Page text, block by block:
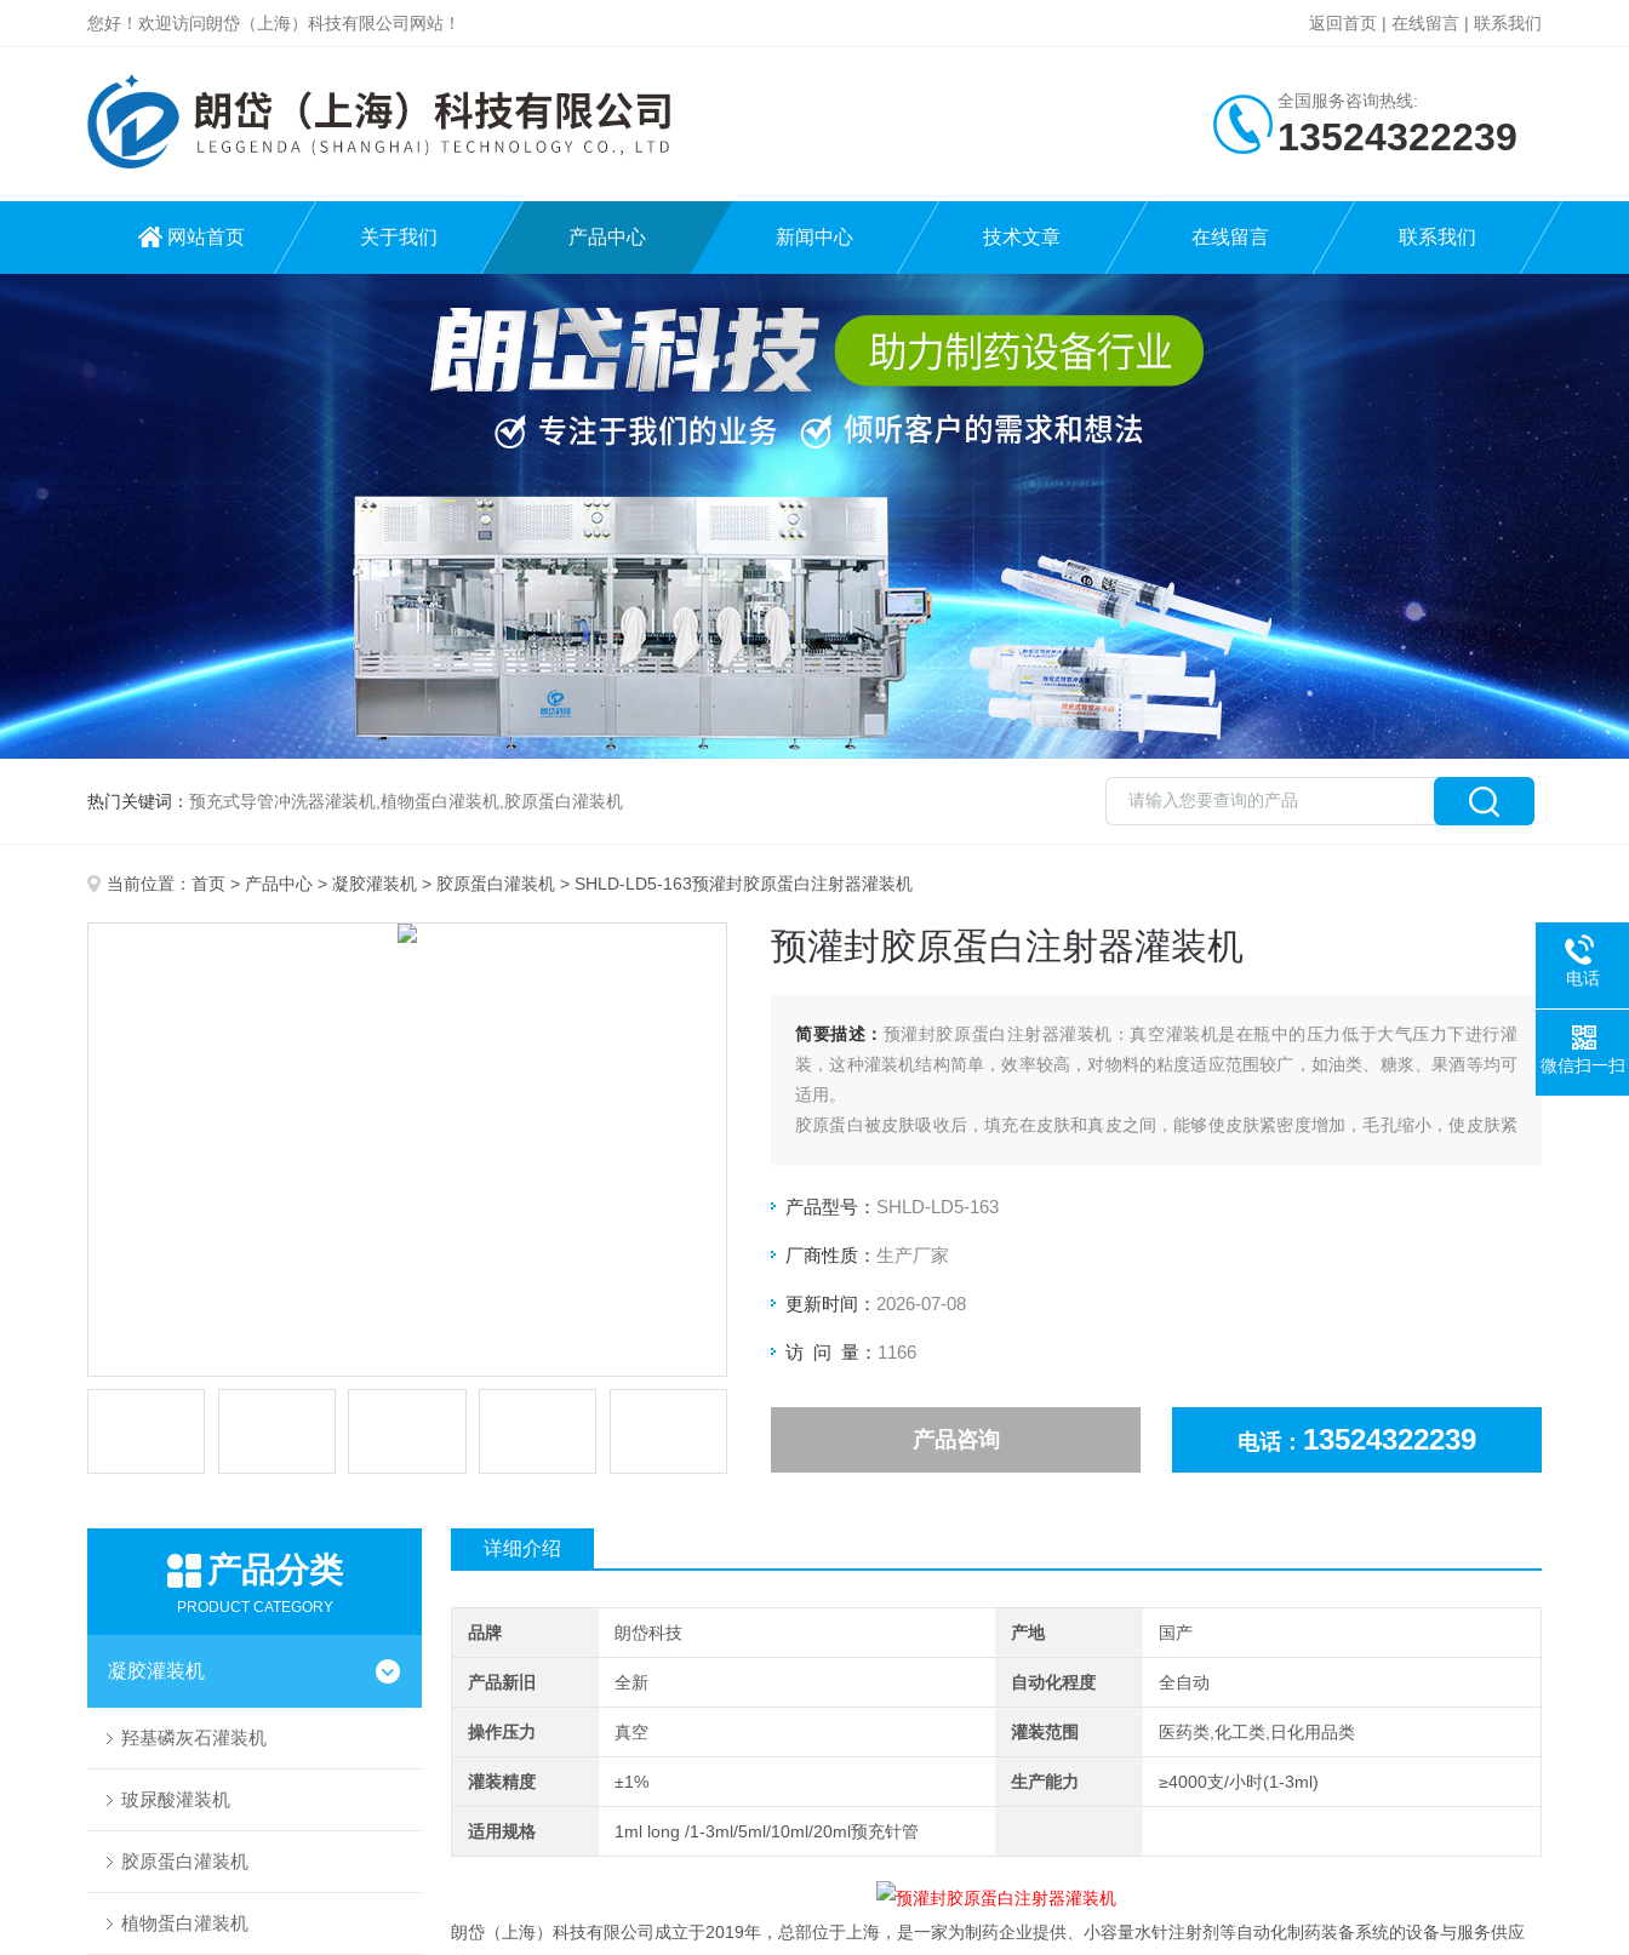
您好！欢迎访问朗岱（上海）科技有限公司网站！ 返回首页 | 在线留言 | 联系我们
全国服务咨询热线:
13524322239
网站首页 关于我们 产品中心 新闻中心 技术文章 在线留言 联系我们
热门关键词： 预充式导管冲洗器灌装机,植物蛋白灌装机,胶原蛋白灌装机
当前位置： 首页 > 产品中心 > 凝胶灌装机 > 胶原蛋白灌装机 > SHLD-LD5-163预灌封胶原蛋白注射器灌装机
预灌封胶原蛋白注射器灌装机
简要描述： 预灌封胶原蛋白注射器灌装机：真空灌装机是在瓶中的压力低于大气压力下进行灌
装，这种灌装机结构简单，效率较高，对物料的粘度适应范围较广，如油类、糖浆、果酒等均可
适用。
胶原蛋白被皮肤吸收后，填充在皮肤和真皮之间，能够使皮肤紧密度增加，毛孔缩小，使皮肤紧
产品型号： SHLD-LD5-163
厂商性质： 生产厂家
更新时间： 2026-07-08
访 问 量： 1166
产品咨询 电话： 13524322239
产品分类
PRODUCT CATEGORY
凝胶灌装机
羟基磷灰石灌装机
玻尿酸灌装机
胶原蛋白灌装机
植物蛋白灌装机
详细介绍
品牌 朗岱科技 产地 国产
产品新旧 全新 自动化程度 全自动
操作压力 真空 灌装范围 医药类,化工类,日化用品类
灌装精度 ±1% 生产能力 ≥4000支/小时(1-3ml)
适用规格 1ml long /1-3ml/5ml/10ml/20ml预充针管
朗岱（上海）科技有限公司成立于2019年，总部位于上海，是一家为制药企业提供、小容量水针注射剂等自动化制药装备系统的设备与服务供应
电话
微信扫一扫